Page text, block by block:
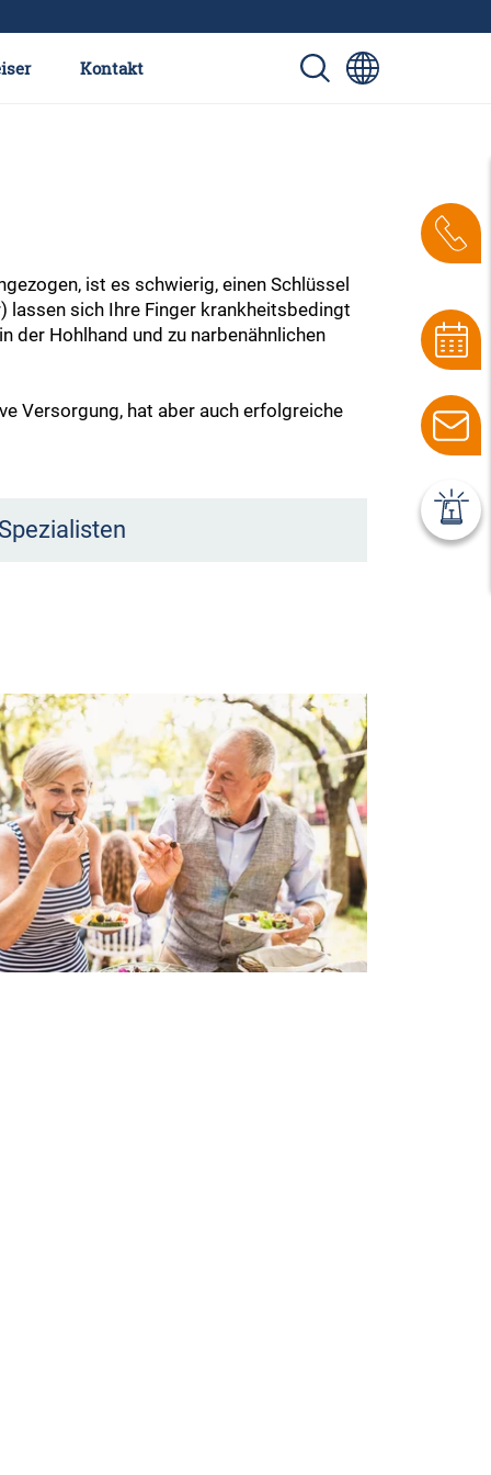
Kontakt
ist es schwierig, einen Schlüssel
lassen sich Ihre Finger krankheitsbedingt
der Hohlhand und zu narbenähnlichen
Versorgung, hat aber auch erfolgreiche
Spezialisten